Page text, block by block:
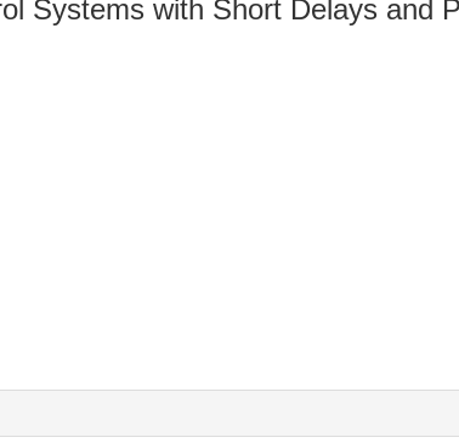
Systems with Short Delays and